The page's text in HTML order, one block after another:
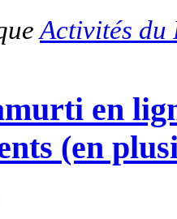
Activités du
en
(en